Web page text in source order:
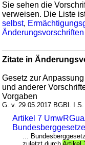
Sie sehen die
verweisen. Die Liste
selbst,
Änderungsvorschriften
Zitate in
Gesetz zur
und anderer
Vorgaben
G. v. 29.05.2017 BGBl. I
Artikel 7
...